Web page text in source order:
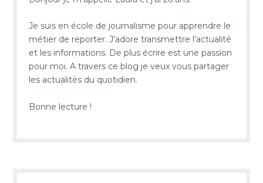
Je suis en école de journalisme pour apprendre le
métier de reporter. J’adore transmettre l’actualité
et les informations. De plus écrire est une passion
pour moi. A travers ce blog je veux vous partager
les actualités du quotidien.
Bonne lecture !